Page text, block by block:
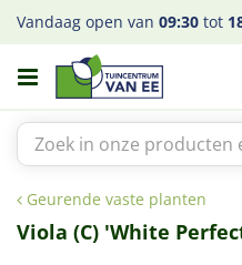
a
Geurende vaste planten
Vandaag open van 09:30 tot
Viola (C) 'White